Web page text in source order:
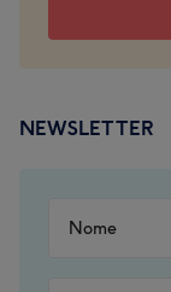
NEWSLETTER